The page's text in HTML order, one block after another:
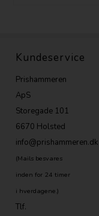
Kundeservice
Prishammeren
ApS
Storegade 101
6670 Holsted
info@prishammeren.dk
(Mails besvares
inden for 24 timer
i hverdagene.)
Tlf.